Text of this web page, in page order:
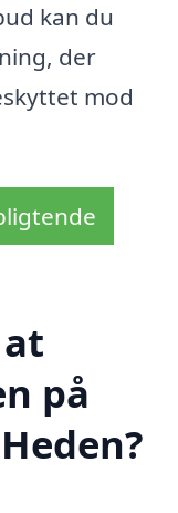
kan du
der
mod
på